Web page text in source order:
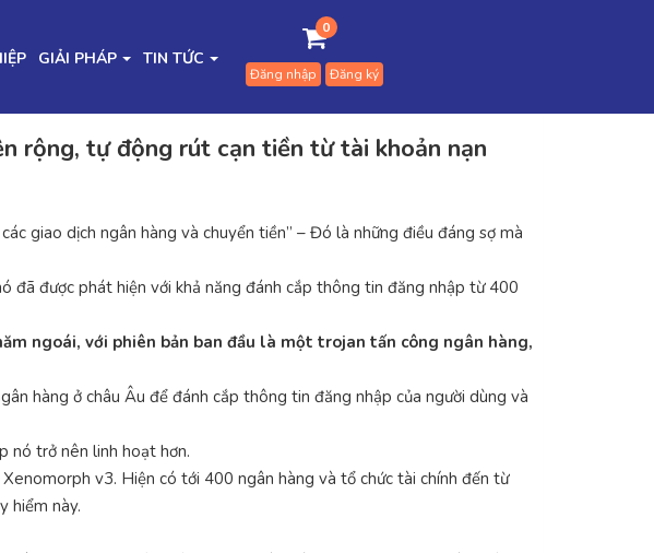
GIẢI PHÁP TIN TỨC
0
Đăng nhập Đăng ký
rộng, tự động rút cạn tiền từ tài khoản nạn
giao dịch ngân hàng và chuyển tiền” – Đó là những điều đáng sợ mà
đã được phát hiện với khả năng đánh cắp thông tin đăng nhập từ 400
ngoái, với phiên bản ban đầu là một trojan tấn công ngân hàng,
hàng ở châu Âu để đánh cắp thông tin đăng nhập của người dùng và
nó trở nên linh hoạt hơn.
v3. Hiện có tới 400 ngân hàng và tổ chức tài chính đến từ
hiểm này.